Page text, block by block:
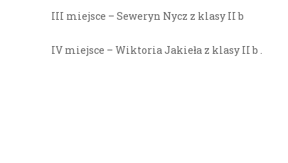
III miejsce – Seweryn Nycz z klasy II b
IV miejsce – Wiktoria Jakieła z klasy II b .